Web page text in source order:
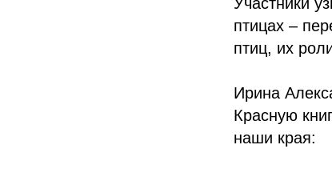
птицах –
птиц, их
Ирина
Красную
наши края: